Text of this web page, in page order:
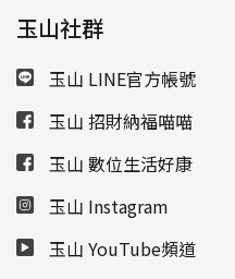
玉山社群
玉山 LINE官方帳號
玉山 招財納福喵喵
玉山 數位生活好康
玉山 Instagram
玉山 YouTube頻道